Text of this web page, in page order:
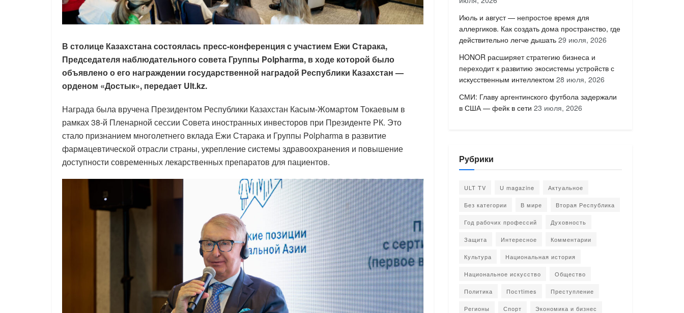
В столице Казахстана состоялась пресс-конференция с участием Ежи Старака,
Председателя наблюдательного совета Группы Polpharma, в ходе которой было
объявлено о его награждении государственной наградой Республики Казахстан —
орденом «Достык», передает Ult.kz.
Награда была вручена Президентом Республики Казахстан Касым-Жомартом Токаевым в
рамках 38-й Пленарной сессии Совета иностранных инвесторов при Президенте РК. Это
стало признанием многолетнего вклада Ежи Старака и Группы Polpharma в развитие
фармацевтической отрасли страны, укрепление системы здравоохранения и повышение
доступности современных лекарственных препаратов для пациентов.
Июль и август — непростое время для
аллергиков. Как создать дома пространство, где
действительно легче дышать 29 июля, 2026
HONOR расширяет стратегию бизнеса и
переходит к развитию экосистемы устройств с
искусственным интеллектом 28 июля, 2026
СМИ: Главу аргентинского футбола задержали
в США — фейк в сети 23 июля, 2026
Рубрики
ULT TV U magazine Актуальное
Без категории В мире Вторая Республика
Год рабочих профессий Духовность
Защита Интересное Комментарии
Культура Национальная история
Национальное искусство Общество
Политика Постtimes Преступление
Регионы Спорт Экономика и бизнес